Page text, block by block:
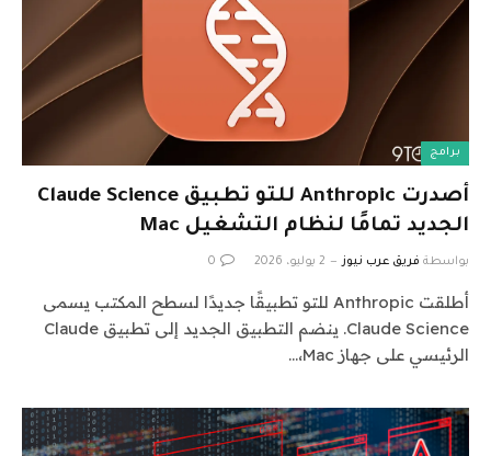
برامج
أصدرت Anthropic للتو تطبيق Claude Science
الجديد تمامًا لنظام التشغيل Mac
بواسطة فريق عرب نيوز 2 يوليو، 2026 0
أطلقت Anthropic للتو تطبيقًا جديدًا لسطح المكتب يسمى
Claude Science. ينضم التطبيق الجديد إلى تطبيق Claude
الرئيسي على جهاز Mac،…